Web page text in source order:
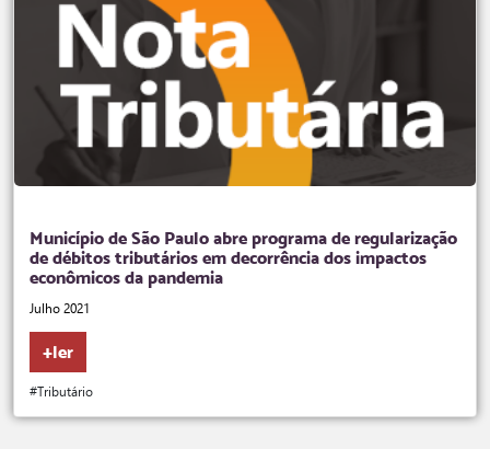
Município de São Paulo abre programa de regularização
de débitos tributários em decorrência dos impactos
econômicos da pandemia
Julho 2021
+ler
#Tributário